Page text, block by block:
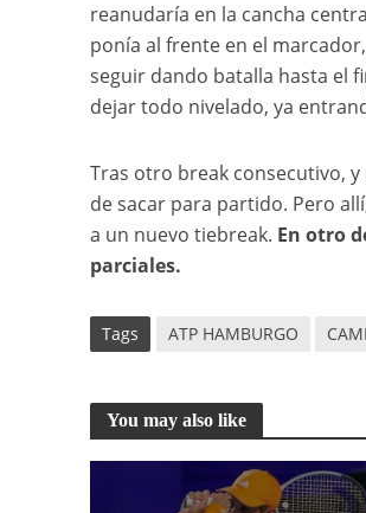
reanudaría en la cancha
ponía al frente en el
seguir dando batalla hasta el
dejar todo nivelado, ya
Tras otro break consecutivo,
de sacar para partido. Pero
a un nuevo tiebreak. En otro
parciales.
Tags ATP HAMBURGO
You may also like